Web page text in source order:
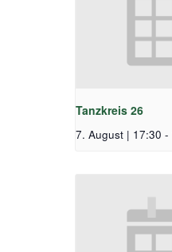
Tanzkreis 26
7. August | 17:30 -